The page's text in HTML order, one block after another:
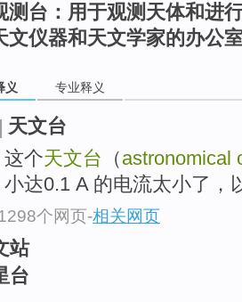
测台：用于观测天体和进
文仪器和天文学家的办公
义 专业释义
天文台
这个天文台 （astronomical
小达0.1 A 的电流太小了，
个网页-相关网页
站
台